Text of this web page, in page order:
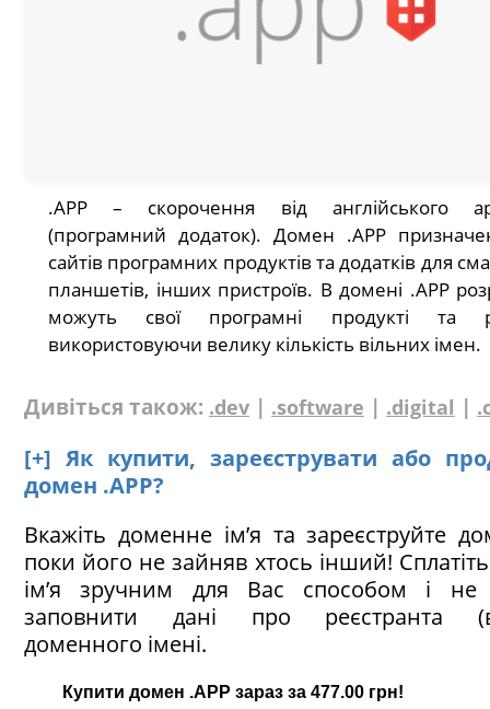
.APP – скорочення від англійського
(програмний додаток). Домен .APP
сайтів програмних продуктів та додатків для
планшетів, інших пристроїв. В домені .APP
можуть свої програмні продукті та
використовуючи велику кількість вільних імен.
Дивіться також: .dev | .software | .digital |
[+] Як купити, зареєструвати або
домен .APP?
Вкажіть доменне ім’я та зареєструйте
поки його не зайняв хтось інший!
ім’я зручним для Вас способом і не
заповнити дані про реєстранта
доменного імені.
Купити домен .APP зараз за 477.00 грн!